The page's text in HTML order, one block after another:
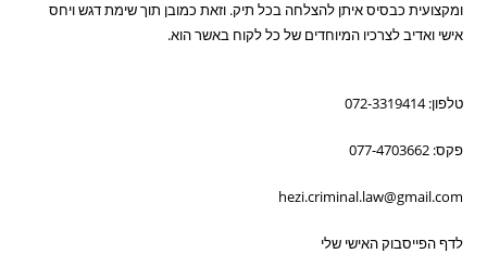
ומקצועית כבסיס איתן להצלחה בכל תיק. וזאת כמובן תוך שימת דגש ויחס
אישי ואדיב לצרכיו המיוחדים של כל לקוח באשר הוא.
טלפון: 072-3319414
פקס: 077-4703662
hezi.criminal.law@gmail.com
לדף הפייסבוק האישי שלי